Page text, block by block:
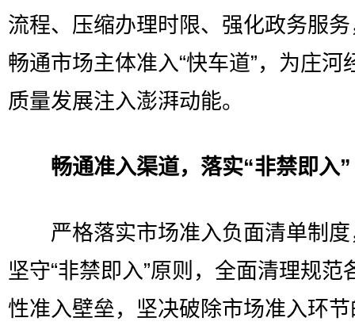
流程、压缩办理时限、强化政务服
畅通市场主体准入“快车道”，为庄河
质量发展注入澎湃动能。
畅通准入渠道，落实“非禁即入”
严格落实市场准入负面清单制度
坚守“非禁即入”原则，全面清理规范
性准入壁垒，坚决破除市场准入环